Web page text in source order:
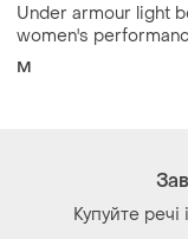
Under armour light
women's
shorts
M
Купуйте речі